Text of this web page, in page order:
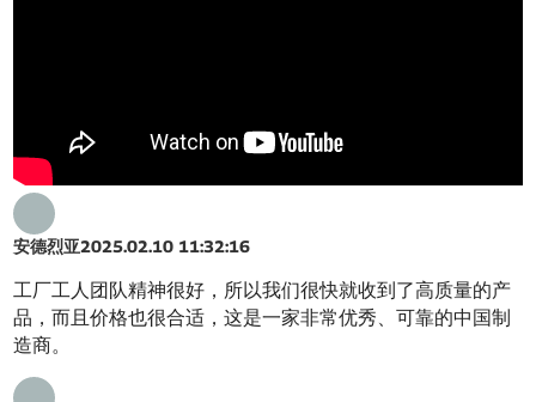
安德烈亚2025.02.10 11:32:16
工厂工人团队精神很好，所以我们很快就收到了高质量的产
品，而且价格也很合适，这是一家非常优秀、可靠的中国制
造商。